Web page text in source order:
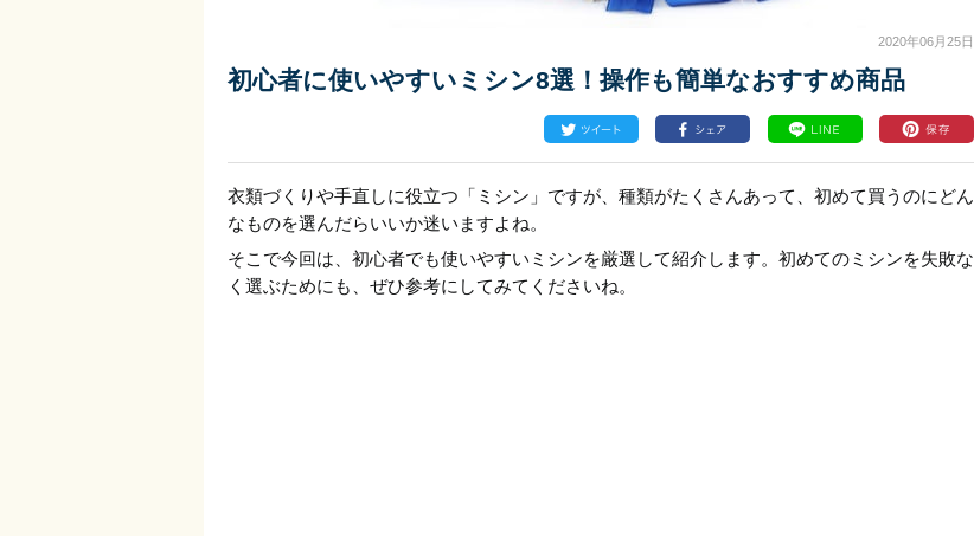
2020年06月25日
初心者に使いやすいミシン8選！操作も簡単なおすすめ商品
衣類づくりや手直しに役立つ「ミシン」ですが、種類がたくさんあって、初めて買うのにどん
なものを選んだらいいか迷いますよね。
そこで今回は、初心者でも使いやすいミシンを厳選して紹介します。初めてのミシンを失敗な
く選ぶためにも、ぜひ参考にしてみてくださいね。